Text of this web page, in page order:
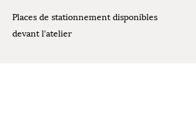
Places de stationnement disponibles
devant l'atelier